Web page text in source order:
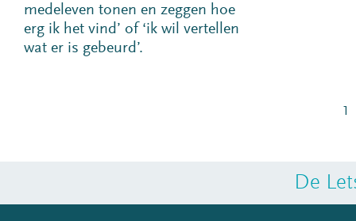
medeleven tonen en zeggen hoe
erg ik het vind’ of ‘ik wil vertellen
wat er is gebeurd’.
De